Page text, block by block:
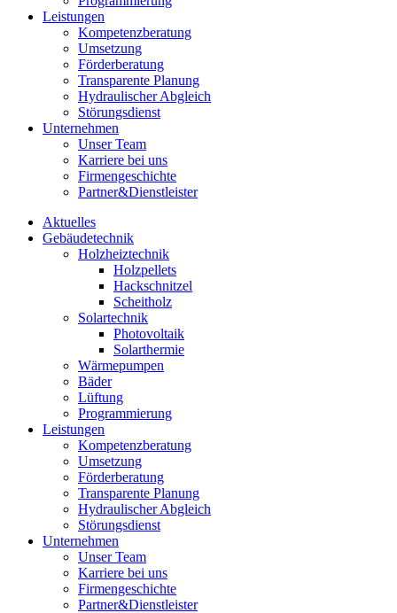
Leistungen
Kompetenzberatung
Umsetzung
Förderberatung
Transparente Planung
Hydraulischer Abgleich
Störungsdienst
Unternehmen
Unser Team
Karriere bei uns
Firmengeschichte
Partner&Dienstleister
Aktuelles
Gebäudetechnik
Holzheiztechnik
Holzpellets
Hackschnitzel
Scheitholz
Solartechnik
Photovoltaik
Solarthermie
Wärmepumpen
Bäder
Lüftung
Programmierung
Leistungen
Kompetenzberatung
Umsetzung
Förderberatung
Transparente Planung
Hydraulischer Abgleich
Störungsdienst
Unternehmen
Unser Team
Karriere bei uns
Firmengeschichte
Partner&Dienstleister